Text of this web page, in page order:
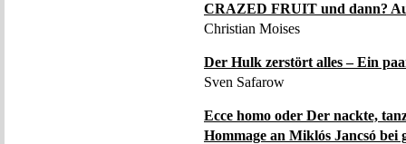
CRAZED FRUIT und dann?
Christian Moises
Der Hulk zerstört alles – Ein
Sven Safarow
Ecce homo oder Der nackte,
Hommage an Miklós Jancsó bei